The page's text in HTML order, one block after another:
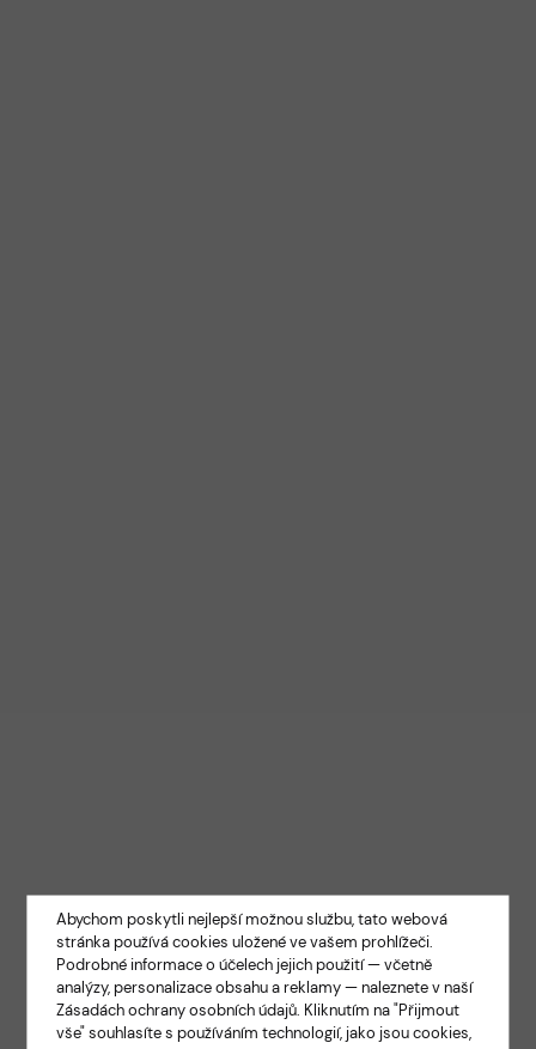
Abychom poskytli nejlepší možnou službu, tato webová
stránka používá cookies uložené ve vašem prohlížeči.
Podrobné informace o účelech jejich použití — včetně
analýzy, personalizace obsahu a reklamy — naleznete v naší
Zásadách ochrany osobních údajů. Kliknutím na "Přijmout
vše" souhlasíte s používáním technologií, jako jsou cookies,